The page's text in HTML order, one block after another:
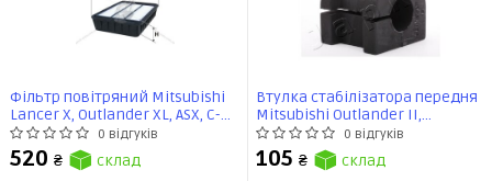
Фільтр повітряний Mitsubishi
Lancer X, Outlander XL, ASX, C-
Crosser, 4007 06- (A=270, B=185,
H=55) (WA9623) WIX
0 відгуків
520 ₴ склад
Втулка стабілізатора передня
Mitsubishi Outlander II,
ASX/Citroen C-Crosser/Peugeot
4007 (GOJ546) JAPKO
0 відгуків
105 ₴ склад